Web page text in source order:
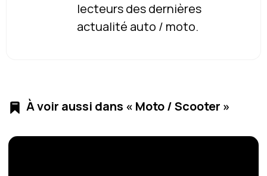
lecteurs des dernières
actualité auto / moto.
À voir aussi dans « Moto / Scooter »